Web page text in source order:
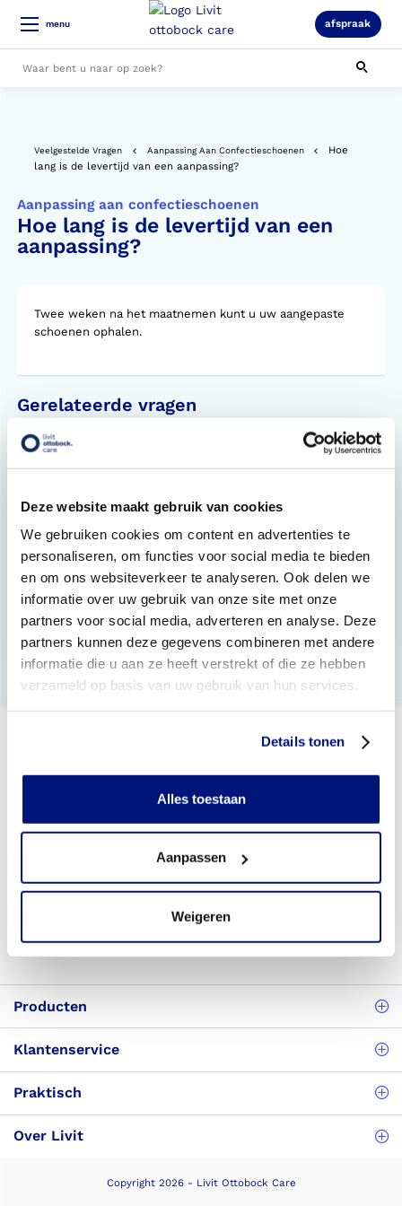
Deze website maakt gebruik van cookies
We gebruiken cookies om content en advertenties te
personaliseren, om functies voor social media te bieden
en om ons websiteverkeer te analyseren. Ook delen we
informatie over uw gebruik van onze site met onze
partners voor social media, adverteren en analyse. Deze
partners kunnen deze gegevens combineren met andere
informatie die u aan ze heeft verstrekt of die ze hebben
verzameld op basis van uw gebruik van hun services.
Details tonen
Alles toestaan
Aanpassen
Weigeren
menu afspraak
Veelgestelde Vragen Aanpassing Aan Confectieschoenen
Hoe
lang is de levertijd van een aanpassing?
Aanpassing aan confectieschoenen
Hoe lang is de levertijd van een
aanpassing?
Twee weken na het maatnemen kunt u uw aangepaste
schoenen ophalen.
Gerelateerde vragen
Wat gebeurt er bij het ophalen van de aangepaste
Worden aanpassingen aan confectieschoenen
Hoe gaat het maatnemen in zijn werk?
Wat neem ik mee naar een eerste afspraak?
Wat zijn orthopedische schoenen?
Telefonisch bereikbaar
Veelgestelde vragen
Bekijk de veelgestelde vragen
Producten
Klantenservice
Praktisch
Over Livit
Copyright 2026 - Livit Ottobock Care